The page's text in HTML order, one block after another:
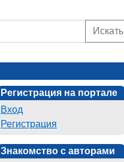
Искать
Регистрация на портале
Вход
Регистрация
Знакомство с авторами